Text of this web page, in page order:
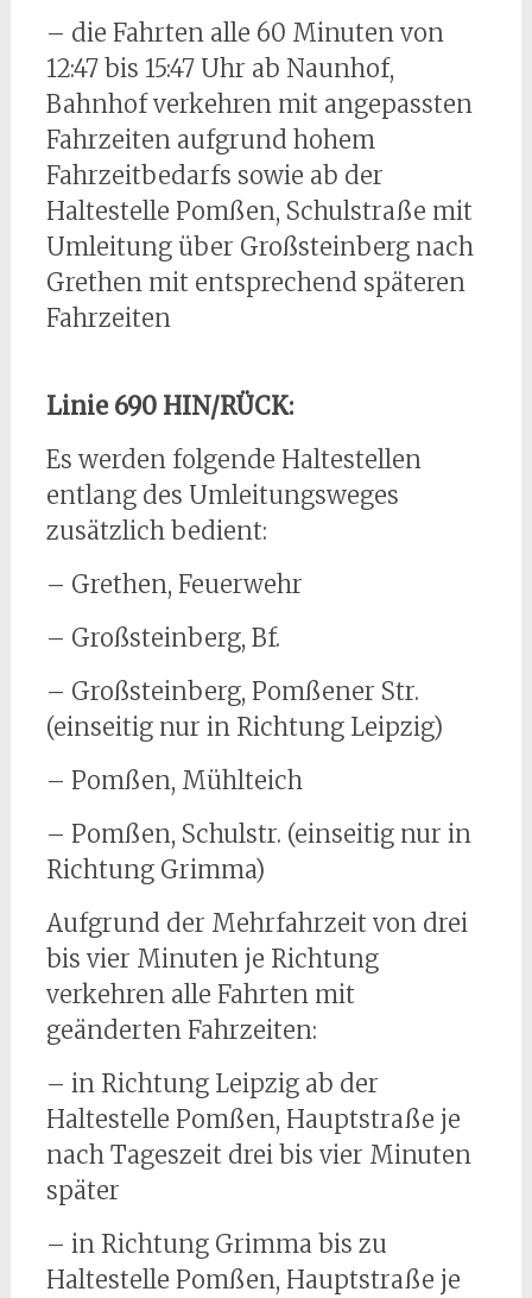
– die Fahrten alle 60 Minuten von
12:47 bis 15:47 Uhr ab Naunhof,
Bahnhof verkehren mit angepassten
Fahrzeiten aufgrund hohem
Fahrzeitbedarfs sowie ab der
Haltestelle Pomßen, Schulstraße mit
Umleitung über Großsteinberg nach
Grethen mit entsprechend späteren
Fahrzeiten
Linie 690 HIN/RÜCK:
Es werden folgende Haltestellen
entlang des Umleitungsweges
zusätzlich bedient:
– Grethen, Feuerwehr
– Großsteinberg, Bf.
– Großsteinberg, Pomßener Str.
(einseitig nur in Richtung Leipzig)
– Pomßen, Mühlteich
– Pomßen, Schulstr. (einseitig nur in
Richtung Grimma)
Aufgrund der Mehrfahrzeit von drei
bis vier Minuten je Richtung
verkehren alle Fahrten mit
geänderten Fahrzeiten:
– in Richtung Leipzig ab der
Haltestelle Pomßen, Hauptstraße je
nach Tageszeit drei bis vier Minuten
später
– in Richtung Grimma bis zu
Haltestelle Pomßen, Hauptstraße je